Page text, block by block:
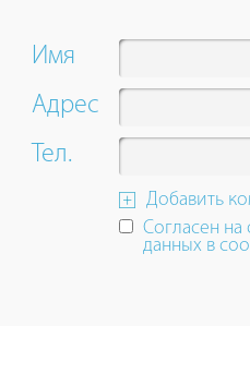
available,
use
up
and
down
arrow
Имя
Адрес
Тел.
Добавить
Согласен на
данных в